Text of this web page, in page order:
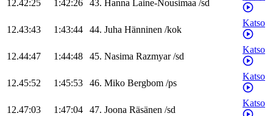
12.42:25 1:42:26 43. Hanna Laine-Nousimaa /sd
12.43:43 1:43:44 44. Juha Hänninen /kok
Katso
12.44:47 1:44:48 45. Nasima Razmyar/sd
Katso
12.45:52 1:45:53 46. Miko Bergbom /ps
Katso
12.47:03 1:47:04 47. Joona Räsänen /sd
Katso